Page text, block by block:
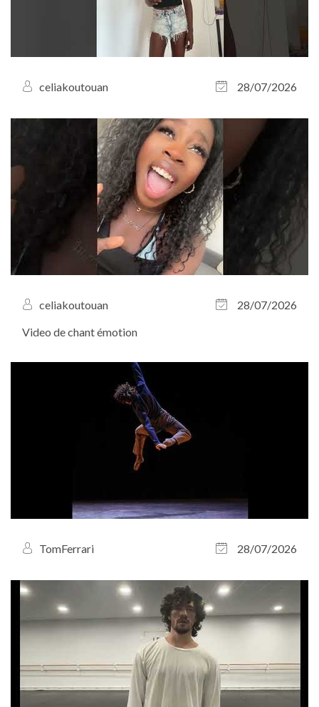
celiakoutouan 28/07/2026
celiakoutouan
28/07/2026
Video de chant émotion
TomFerrari 28/07/2026